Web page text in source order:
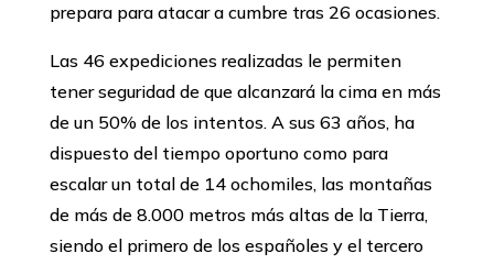
prepara para atacar a cumbre tras 26 ocasiones.
Las 46 expediciones realizadas le permiten
tener seguridad de que alcanzará la cima en más
de un 50% de los intentos. A sus 63 años, ha
dispuesto del tiempo oportuno como para
escalar un total de 14 ochomiles, las montañas
de más de 8.000 metros más altas de la Tierra,
siendo el primero de los españoles y el tercero